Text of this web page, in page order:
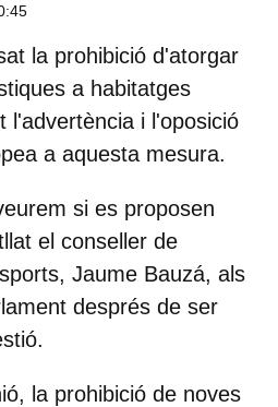
la prohibició d'atorgar
a habitatges
l'advertència i l'oposició
a aquesta mesura.
si es proposen
el conseller de
Jaume Bauzá, als
després de ser
la prohibició de noves